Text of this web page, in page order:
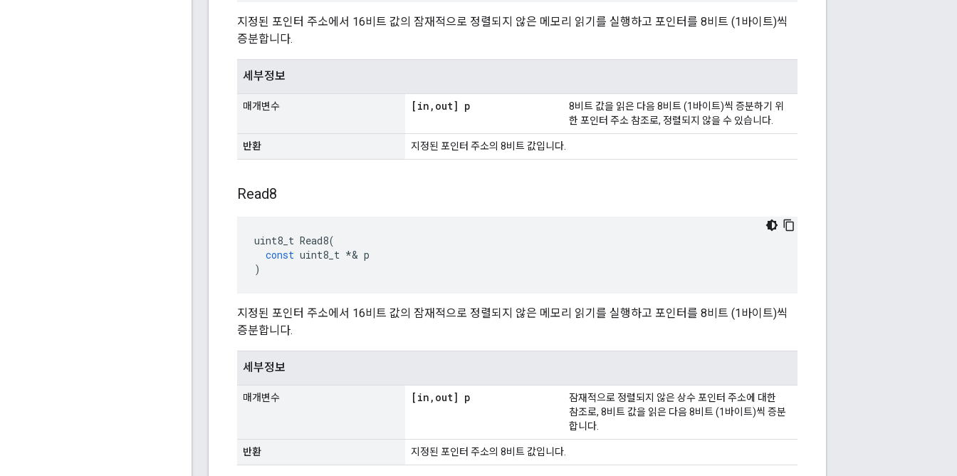
지정된 포인터 주소에서 16비트 값의 잠재적으로 정렬되지 않은 메모리 읽기를 실행하고 포인터를 8비트 (1바이트)씩
증분합니다.
세부정보
매개변수 [in , out] p
8비트 값을 읽은 다음 8비트 (1바이트)씩 증분하기 위
한 포인터 주소 참조로, 정렬되지 않을 수 있습니다.
반환 지정된 포인터 주소의 8비트 값입니다.
Read8
uint8_t Read8(
const uint8_t *& p
)
지정된 포인터 주소에서 16비트 값의 잠재적으로 정렬되지 않은 메모리 읽기를 실행하고 포인터를 8비트 (1바이트)씩
증분합니다.
세부정보
매개변수 [in , out] p
잠재적으로 정렬되지 않은 상수 포인터 주소에 대한
참조로, 8비트 값을 읽은 다음 8비트 (1바이트)씩 증분
합니다.
반환 지정된 포인터 주소의 8비트 값입니다.